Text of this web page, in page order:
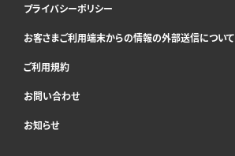
プライバシーポリシー
お客さまご利用端末からの情報の外部送信について
ご利用規約
お問い合わせ
お知らせ